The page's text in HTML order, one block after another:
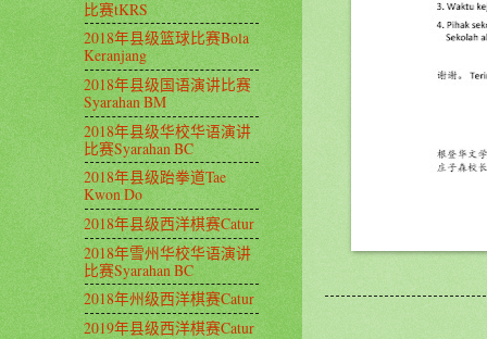
比赛tKRS
2018年县级篮球比赛Bola
Keranjang
2018年县级国语演讲比赛
Syarahan BM
2018年县级华校华语演讲
比赛Syarahan BC
2018年县级跆拳道Tae
Kwon Do
2018年县级西洋棋赛Catur
2018年雪州华校华语演讲
比赛Syarahan BC
2018年州级西洋棋赛Catur
2019年县级西洋棋赛Catur